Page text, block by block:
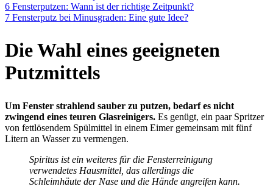
6 Fensterputzen: Wann ist der richtige Zeitpunkt?
7 Fensterputz bei Minusgraden: Eine gute Idee?
Die Wahl eines geeigneten
Putzmittels
Um Fenster strahlend sauber zu putzen, bedarf es nicht
zwingend eines teuren Glasreinigers. Es genügt, ein paar Spritzer
von fettlösendem Spülmittel in einem Eimer gemeinsam mit fünf
Litern an Wasser zu vermengen.
Spiritus ist ein weiteres für die Fensterreinigung
verwendetes Hausmittel, das allerdings die
Schleimhäute der Nase und die Hände angreifen kann.